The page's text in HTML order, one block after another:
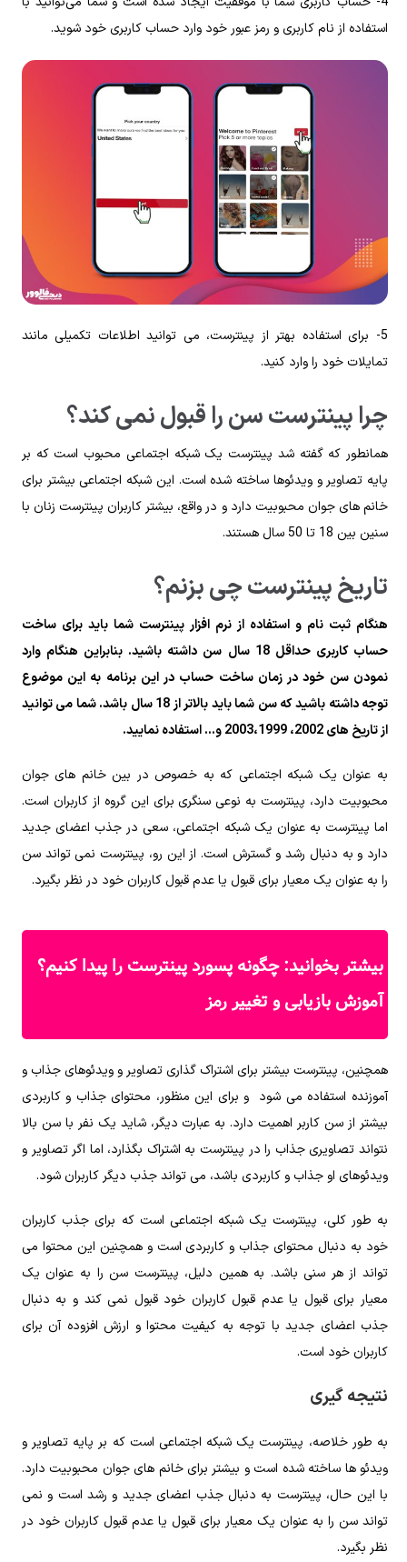
استفاده از نام کاربری و رمز عبور خود وارد حساب کاربری خود شوید.
5- برای استفاده بهتر از پینترست، می ‌توانید اطلاعات تکمیلی مانند
تمایلات خود را وارد کنید.
چرا پینترست سن را قبول نمی کند؟
همانطور که گفته شد پینترست یک شبکه اجتماعی محبوب است که بر
پایه تصاویر و ویدئوها ساخته شده است. این شبکه اجتماعی بیشتر برای
خانم‌ های جوان محبوبیت دارد و در واقع، بیشتر کاربران پینترست زنان با
سنین بین 18 تا 50 سال هستند.
تاریخ پینترست چی بزنم؟
هنگام ثبت نام و استفاده از نرم افزار پینترست شما باید برای ساخت
حساب کاربری حداقل 18 سال سن داشته باشید. بنابراین هنگام وارد
نمودن سن خود در زمان ساخت حساب در این برنامه به این موضوع
توجه داشته باشید که سن شما باید بالاتر از 18 سال باشد. شما می توانید
از تاریخ های 2002، 2003،1999 و… استفاده نمایید.
به عنوان یک شبکه اجتماعی که به خصوص در بین خانم‌ های جوان
محبوبیت دارد، پینترست به نوعی سنگری برای این گروه از کاربران است.
اما پینترست به عنوان یک شبکه اجتماعی، سعی در جذب اعضای جدید
دارد و به دنبال رشد و گسترش است. از این رو، پینترست نمی ‌تواند سن
را به عنوان یک معیار برای قبول یا عدم قبول کاربران خود در نظر بگیرد.
بیشتر بخوانید:چگونه پسورد پینترست را پیدا کنیم؟
آموزش بازیابی و تغییر رمز
همچنین، پینترست بیشتر برای اشتراک گذاری تصاویر و ویدئوهای جذاب و
آموزنده استفاده می ‌شود و برای این منظور، محتوای جذاب و کاربردی
بیشتر از سن کاربر اهمیت دارد. به عبارت دیگر، شاید یک نفر با سن بالا
نتواند تصاویری جذاب را در پینترست به اشتراک بگذارد، اما اگر تصاویر و
ویدئوهای او جذاب و کاربردی باشد، می‌ تواند جذب دیگر کاربران شود.
به طور کلی، پینترست یک شبکه اجتماعی است که برای جذب کاربران
خود به دنبال محتوای جذاب و کاربردی است و همچنین این محتوا می‌
تواند از هر سنی باشد. به همین دلیل، پینترست سن را به عنوان یک
معیار برای قبول یا عدم قبول کاربران خود قبول نمی ‌کند و به دنبال
جذب اعضای جدید با توجه به کیفیت محتوا و ارزش افزوده آن برای
کاربران خود است.
نتیجه گیری
به طور خلاصه، پینترست یک شبکه اجتماعی است که بر پایه تصاویر و
ویدئو ها ساخته شده است و بیشتر برای خانم ‌های جوان محبوبیت دارد.
با این حال، پینترست به دنبال جذب اعضای جدید و رشد است و نمی
‌تواند سن را به عنوان یک معیار برای قبول یا عدم قبول کاربران خود در
نظر بگیرد.